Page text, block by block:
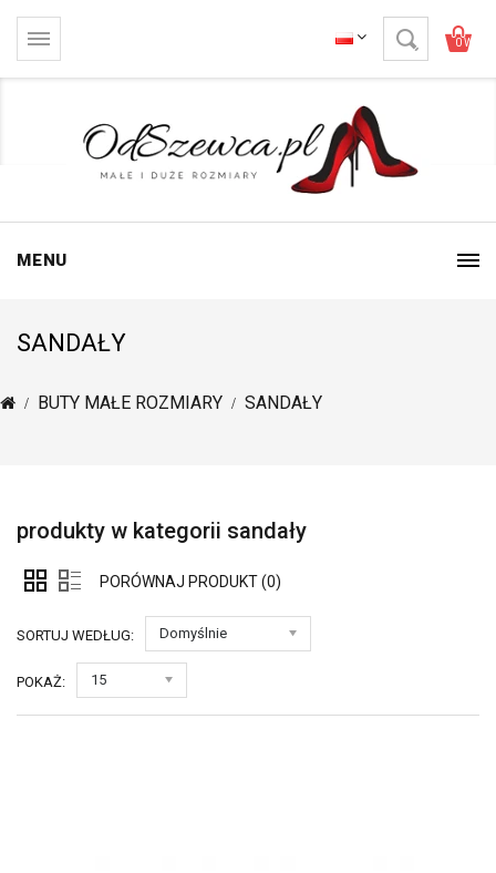
0
MENU
SANDAŁY
BUTY MAŁE ROZMIARY SANDAŁY
produkty w kategorii sandały
PORÓWNAJ PRODUKT (0)
SORTUJ WEDŁUG: Domyślnie
POKAŻ: 15